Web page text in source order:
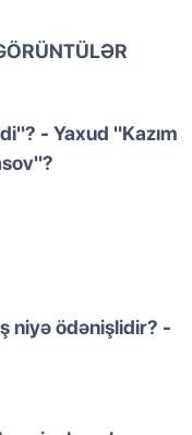
- Yaxud "Kazım
niyə ödənişlidir? -